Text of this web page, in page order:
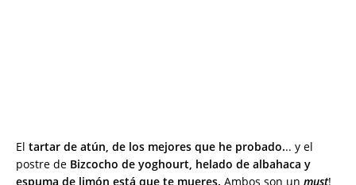
El tartar de atún, de los mejores que he probado... y el
postre de Bizcocho de yoghourt, helado de albahaca y
espuma de limón está que te mueres. Ambos son un must!